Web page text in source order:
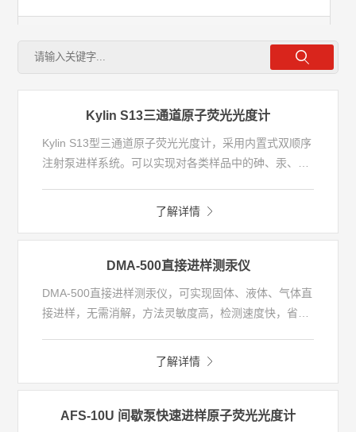
- 原子荧光光谱分析（AFS）
- 近红外光谱分析（NIR）
- 傅里叶变换红外光谱分析（FTIR）
- X射线荧光光谱分析（XRF）
理化分析
Kylin S13三通道原子荧光光度计
Kylin S13型三通道原子荧光光度计，采用内置式双顺序
注射泵进样系统。可以实现对各类样品中的砷、汞、
了解详情
DMA-500直接进样测汞仪
DMA-500直接进样测汞仪，可实现固体、液体、气体直
接进样，无需消解，方法灵敏度高，检测速度快，省时
了解详情
AFS-10U 间歇泵快速进样原子荧光光度计